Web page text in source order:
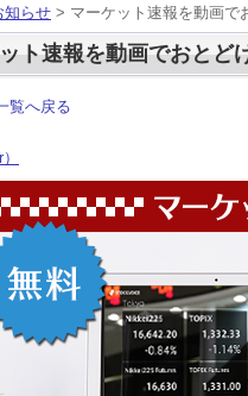
知らせ > マーケット速報を動画で
ト速報を動画でおとど
覧へ戻る